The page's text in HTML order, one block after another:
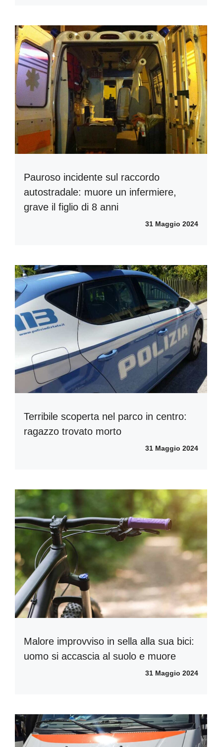
Pauroso incidente sul raccordo
autostradale: muore un infermiere,
grave il figlio di 8 anni
31 Maggio 2024
Terribile scoperta nel parco in centro:
ragazzo trovato morto
31 Maggio 2024
Malore improvviso in sella alla sua bici:
uomo si accascia al suolo e muore
31 Maggio 2024